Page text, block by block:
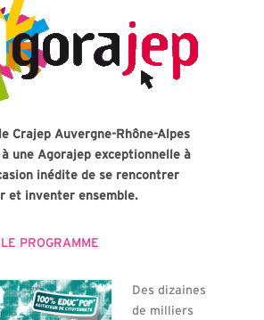
Crajep Auvergne-Rhône-Alpes
une Agorajep exceptionnelle à
inédite de se rencontrer
et inventer ensemble.
PROGRAMME
Des dizaines
de milliers